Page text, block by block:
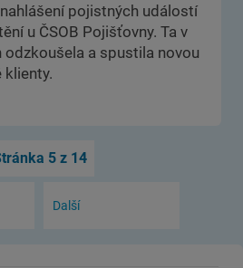
pojistných událostí
u ČSOB Pojišťovny. Ta v
odzkoušela a spustila novou
klienty.
5 z 14
Další